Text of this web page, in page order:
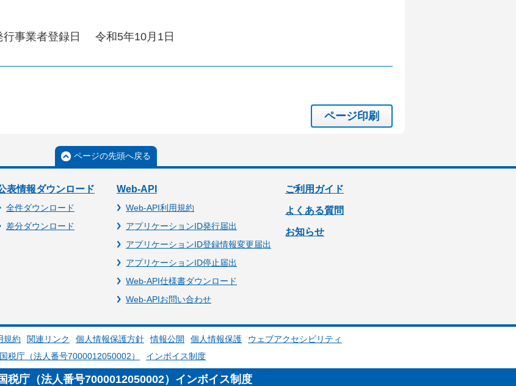
事業者登録日 令和5年10月1日
ページ印刷
ページの先頭へ戻る
表情報ダウンロード
全件ダウンロード
差分ダウンロード
Web-API
Web-API利用規約
アプリケーションID発行届出
アプリケーションID登録情報変更届出
アプリケーションID停止届出
Web-API仕様書ダウンロード
Web-APIお問い合わせ
ご利用ガイド
よくある質問
お知らせ
規約 関連リンク 個人情報保護方針 情報公開 個人情報保護
ウェブアクセシビリティ
国税庁（法人番号7000012050002）
インボイス制度
税庁（法人番号7000012050002）インボイス制度